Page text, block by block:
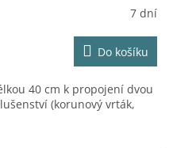
7 dní
Do košíku
40 cm k propojení dvou
(korunový vrták,